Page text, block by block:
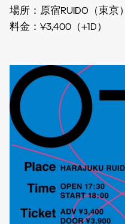
場所：原宿RUIDO（東京）
料金：¥3,400（+1D）